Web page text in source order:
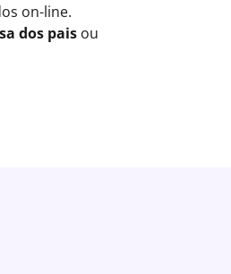
on-line.
dos paisou